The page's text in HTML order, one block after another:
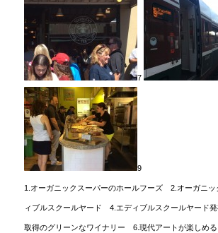
7
9
1.オーガニックスーパーのホールフーズ 2.オーガニ
ィブルスクールヤード 4.エディブルスクールヤード
取得のグリーンなワイナリー 6.現代アートが楽しめ